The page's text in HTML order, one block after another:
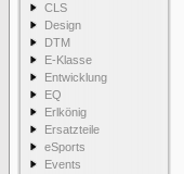
CLS
Design
DTM
E-Klasse
Entwicklung
EQ
Erlkönig
Ersatzteile
eSports
Events